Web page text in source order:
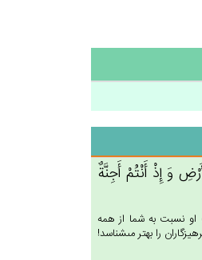
وَ إِذْ أَنْتُم‌ْ أَجِنَّة‌ٌ
او نسبت به شما از همه
را بهتر مى‏شناسد!